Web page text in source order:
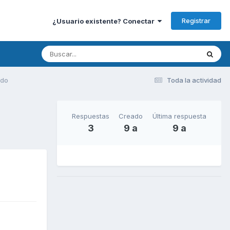
¿Usuario existente? Conectar Registrar
Toda la actividad
Respuestas
3
Creado
9 a
Última respuesta
9 a